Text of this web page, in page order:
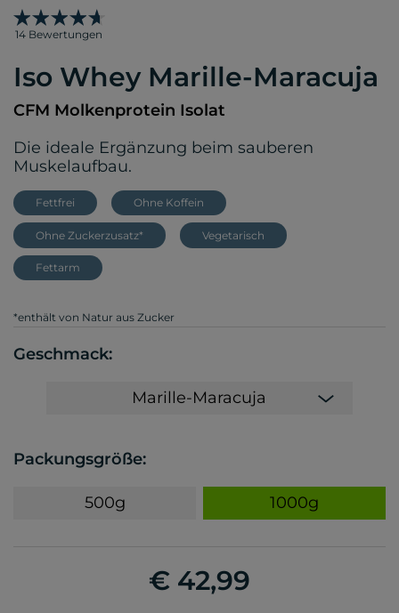
14 Bewertungen
Iso Whey Marille-Maracuja
CFM Molkenprotein Isolat
Die ideale Ergänzung beim sauberen
Muskelaufbau.
Fettfrei Ohne Koffein
Ohne Zuckerzusatz* Vegetarisch
Fettarm
*enthält von Natur aus Zucker
Geschmack:
Marille-Maracuja
Packungsgröße:
500g 1000g
€ 42,99